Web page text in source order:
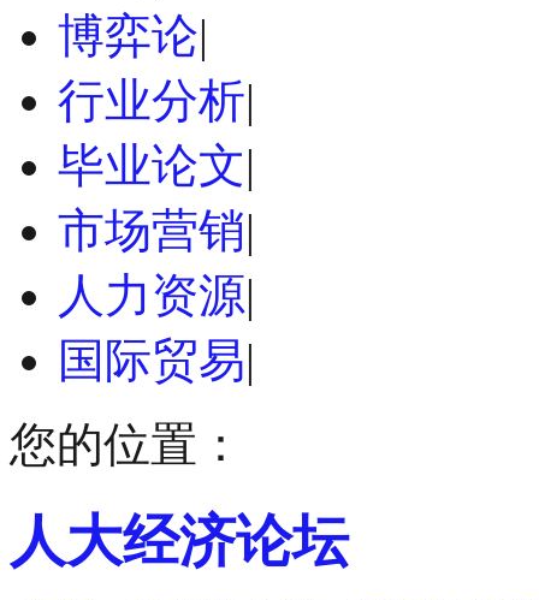
博弈论|
行业分析|
毕业论文|
市场营销|
人力资源|
国际贸易|
您的位置：
人大经济论坛